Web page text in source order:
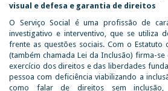
visual e defesa e garantia de direitos
O Serviço Social é uma profissão de
investigativo e interventivo, que se utiliza
frente as questões sociais. Com o Estatuto
(também chamada Lei da Inclusão) firma-
exercício dos direitos e das liberdades
pessoa com deficiência viabilizando a
como falar de direitos sem